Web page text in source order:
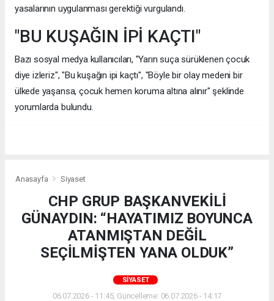
yasalarının uygulanması gerektiği vurgulandı.
"BU KUŞAĞIN İPİ KAÇTI"
Bazı sosyal medya kullanıcıları, "Yarın suça sürüklenen çocuk
diye izleriz", "Bu kuşağın ipi kaçtı", "Böyle bir olay medeni bir
ülkede yaşansa, çocuk hemen koruma altına alınır" şeklinde
yorumlarda bulundu.
Anasayfa Siyaset
CHP GRUP BAŞKANVEKİLİ
GÜNAYDIN: “HAYATIMIZ BOYUNCA
ATANMIŞTAN DEĞİL
SEÇİLMİŞTEN YANA OLDUK”
SIYASET
06.07.2026 - 11:45, Güncelleme: 06.07.2026 - 14:17